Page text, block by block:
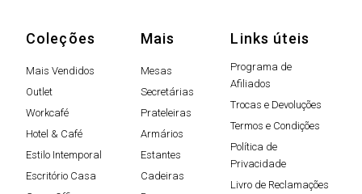
Coleções
Mais Vendidos
Outlet
Workcafé
Hotel & Café
Estilo Intemporal
Escritório Casa
Mais
Mesas
Secretárias
Prateleiras
Armários
Estantes
Cadeiras
Links úteis
Programa de
Afiliados
Trocas e Devoluções
Termos e Condições
Política de
Privacidade
Livro de Reclamações